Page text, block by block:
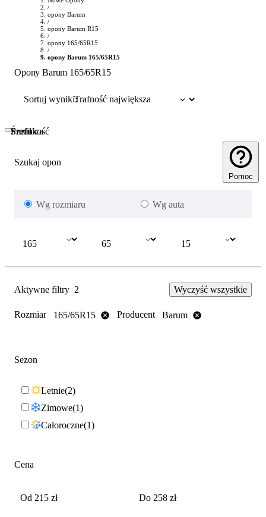
/
opony Barum
/
opony Barum R15
/
opony 165/65R15
/
opony Barum 165/65R15
Opony Barum 165/65R15
Sortuj wyniki:
Szukaj opon
Pomoc
Wg rozmiaru Wg auta
Szerokość
Profil
Średnica
Aktywne filtry 2 Wyczyść wszystkie
Rozmiar 165/65R15 Producent Barum
Sezon
Letnie 2
Zimowe 1
Całoroczne 1
Cena